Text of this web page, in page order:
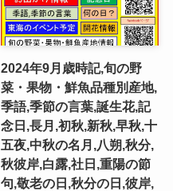
2024年9月歳時記,旬の野
菜・果物・鮮魚品種別産地,
季語,季節の言葉,誕生花,記
念日,長月,初秋,新秋,早秋,十
五夜,中秋の名月,八朔,秋分,
秋彼岸,白露,社日,重陽の節
句,敬老の日,秋分の日,彼岸,